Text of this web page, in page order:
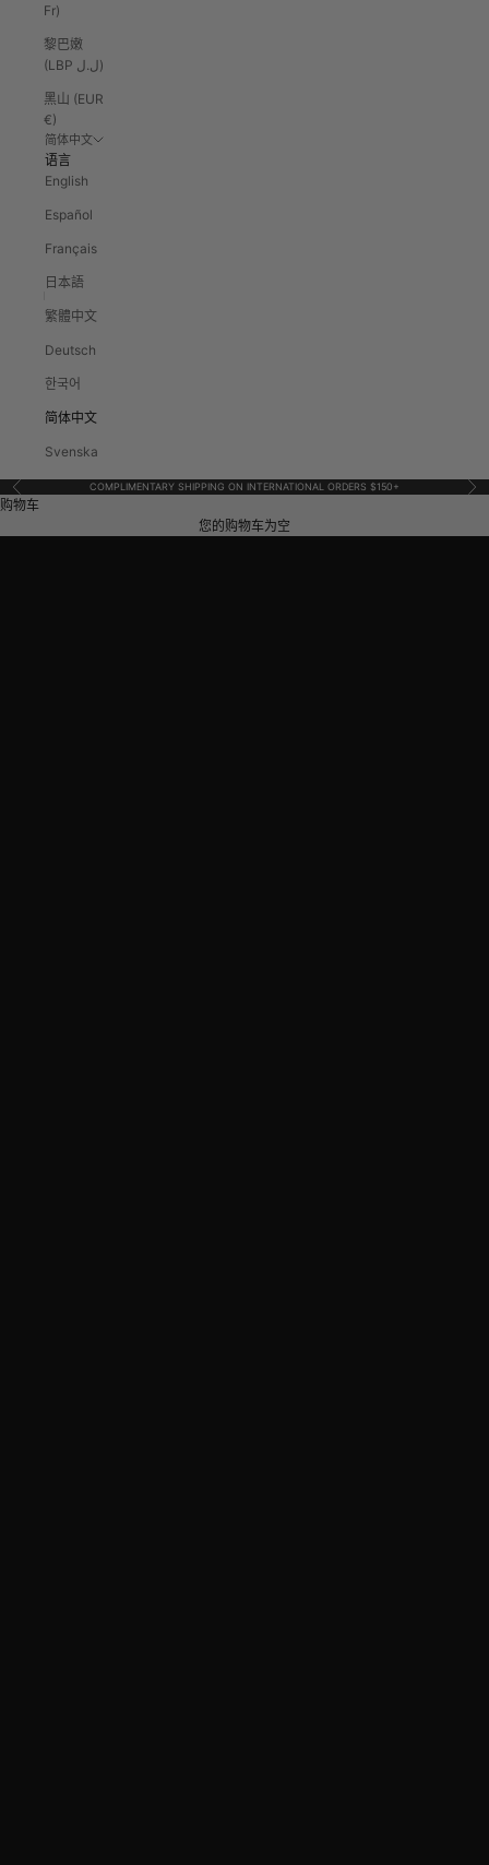
Fr)
黎巴嫩
(LBP ل.ل)
黑山 (EUR
€)
简体中文
语言
English
Español
Français
日本語
繁體中文
Deutsch
한국어
简体中文
Svenska
上一个 COMPLIMENTARY SHIPPING ON INTERNATIONAL ORDERS $150+ 下
购物车
您的购物车为空